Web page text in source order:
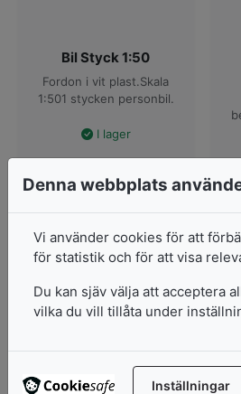
Bil Styck 1:50
Fordon i vit plast.Skala
1:501 stycken personbil.
I lager
Lägg i varukorg
Denna webbplats
Vi använder cookies för att
för statistik och för att visa
Du kan sjäv välja att acceptera
vilka du vill tillåta under
Inställningar